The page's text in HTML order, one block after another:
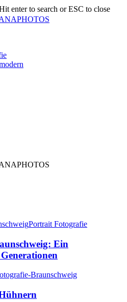
enter to search or ESC to close
Portrait Fotografie
Ein
Braunschweig